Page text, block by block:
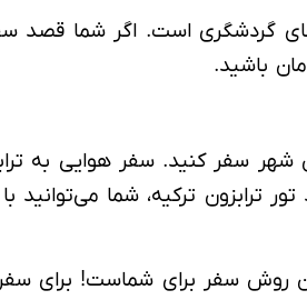
گردشگری است. اگر شما قصد سفر
باشید.
شهر سفر کنید. سفر هوایی به
ترابزون ترکیه، شما
روش سفر برای شماست! برای